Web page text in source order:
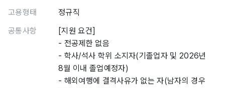
고용형태
정규직
공통사항
[지원 요건]
- 전공제한 없음
- 학사/석사 학위 소지자(기졸업자 및 2026년
8월 이내 졸업예정자)
- 해외여행에 결격사유가 없는 자(남자의 경우